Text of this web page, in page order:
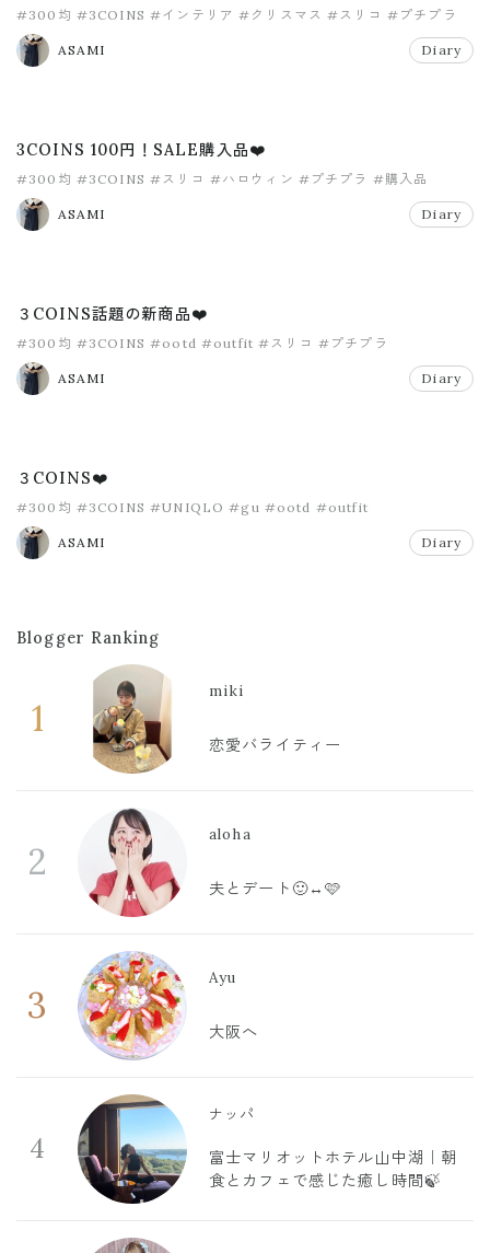
#300均 #3COINS #インテリア #クリスマス #スリコ #プチプラ
ASAMI Diary
3COINS 100円！SALE購入品❤️
#300均 #3COINS #スリコ #ハロウィン #プチプラ #購入品
ASAMI Diary
３COINS話題の新商品❤️
#300均 #3COINS #ootd #outfit #スリコ #プチプラ
ASAMI Diary
３COINS❤️
#300均 #3COINS #UNIQLO #gu #ootd #outfit
ASAMI Diary
Blogger Ranking
1
miki
恋愛バライティー
2
aloha
夫とデート🙂‍↔️🩷
3
Ayu
大阪へ
4
ナッパ
富士マリオットホテル山中湖｜朝
食とカフェで感じた癒し時間🍃